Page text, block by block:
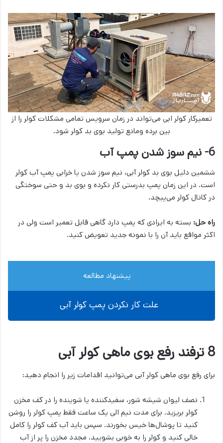
تعمیرکار کولر ابی می‌تواند در زمان سرویس تمامی مشکلات کولر را از
بین برده ومانع تولید بوی بد کولر شود.
6- نیم سوز شدن پمپ آب
ششمین دلیل بوی بد کولر آبی، نیم سوز شدن یا خرابی پمپ آب کولر
است. در این زمان پمپ بدرستی کار نکرده و بوی بد و حتی سوختگی
در کانال کولر می‌پیچد.
راه حل: بسته به ایرادی که پمپ دارد گاهی قابل تعمیر است ولی در
اکثر مواقع باید آن را با نمونه جدید تعویض کنید.
پیشنهاد مطالعه
علت کار نکردن پمپ کولر آبی
8 ترفند رفع بوی ماهی کولر آبی
برای رفع بوی ماهی کولر آبی می‌توانید اقدامات زیر را انجام دهید:
نصف لیوان شیشه شور، سفیدکننده یا شوینده را در کف مخزن
کولر بریزید. برای مدت نیم الی یک ساعت فقط پمپ کولر را روشن
کنید تا پوشال‌ها خیس بخورند. سپس باید آب کف کولر را کامل
خالی کنید و کولر را به خوبی بشویید. مجدد مخزن را پر از آب